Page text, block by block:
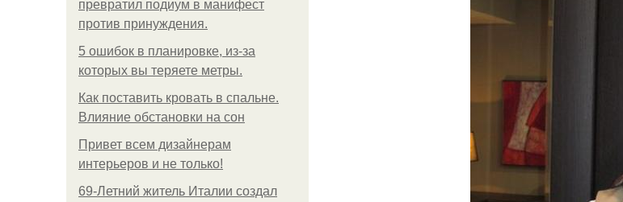
превратил подиум в манифест
против принуждения.
5 ошибок в планировке, из-за
которых вы теряете метры.
Как поставить кровать в спальне.
Влияние обстановки на сон
Привет всем дизайнерам
интерьеров и не только!
69-Летний житель Италии создал